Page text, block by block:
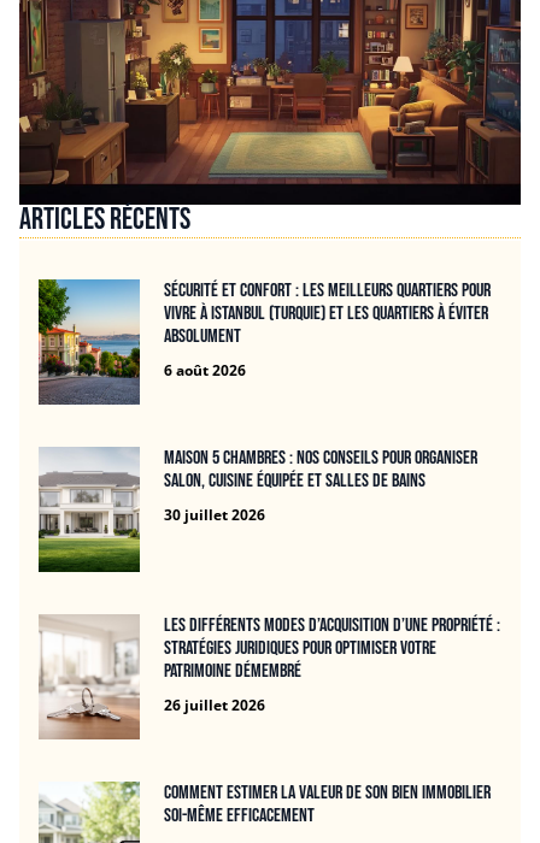
Articles récents
Sécurité et confort : les meilleurs quartiers pour
vivre à Istanbul (Turquie) et les quartiers à éviter
absolument
6 août 2026
Maison 5 chambres : nos conseils pour organiser
salon, cuisine équipée et salles de bains
30 juillet 2026
Les différents modes d’acquisition d’une propriété :
stratégies juridiques pour optimiser votre
patrimoine démembré
26 juillet 2026
Comment estimer la valeur de son bien immobilier
soi-même efficacement